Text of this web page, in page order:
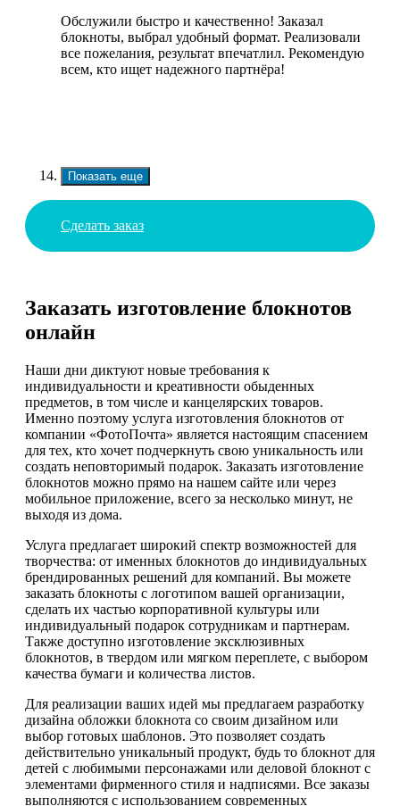
Обслужили быстро и качественно! Заказал
блокноты, выбрал удобный формат. Реализовали
все пожелания, результат впечатлил. Рекомендую
всем, кто ищет надежного партнёра!
Показать еще
Сделать заказ
Заказать изготовление блокнотов
онлайн
Наши дни диктуют новые требования к
индивидуальности и креативности обыденных
предметов, в том числе и канцелярских товаров.
Именно поэтому услуга изготовления блокнотов от
компании «ФотоПочта» является настоящим спасением
для тех, кто хочет подчеркнуть свою уникальность или
создать неповторимый подарок. Заказать изготовление
блокнотов можно прямо на нашем сайте или через
мобильное приложение, всего за несколько минут, не
выходя из дома.
Услуга предлагает широкий спектр возможностей для
творчества: от именных блокнотов до индивидуальных
брендированных решений для компаний. Вы можете
заказать блокноты с логотипом вашей организации,
сделать их частью корпоративной культуры или
индивидуальный подарок сотрудникам и партнерам.
Также доступно изготовление эксклюзивных
блокнотов, в твердом или мягком переплете, с выбором
качества бумаги и количества листов.
Для реализации ваших идей мы предлагаем разработку
дизайна обложки блокнота со своим дизайном или
выбор готовых шаблонов. Это позволяет создать
действительно уникальный продукт, будь то блокнот для
детей с любимыми персонажами или деловой блокнот с
элементами фирменного стиля и надписями. Все заказы
выполняются с использованием современных